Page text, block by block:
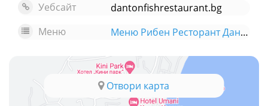
Уебсайт
dantonfishrestaurant.bg
Меню
Меню Рибен Ресторант Дантон
Отвори карта